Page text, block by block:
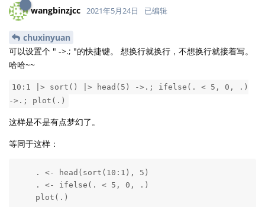
wangbinzjcc 2021年5月24日 已编辑
chuxinyuan
可以设置个 " ->.; "的快捷键。 想换行就换行，不想换行就接着写。
哈哈~~
10:1 |> sort() |> head(5) ->.; ifelse(. < 5, 0, .)
->.; plot(.)
这样是不是有点梦幻了。
等同于这样：
    . <- head(sort(10:1), 5)
    . <- ifelse(. < 5, 0, .)
    plot(.)